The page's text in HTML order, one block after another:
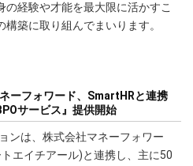
の経験や才能を最大限に活かすこ
築に取り組んでまいります。
ーフォワード、SmartHRと連携
サービス』提供開始
ンは、株式会社マネーフォワー
エイチアール)と連携し、主に50